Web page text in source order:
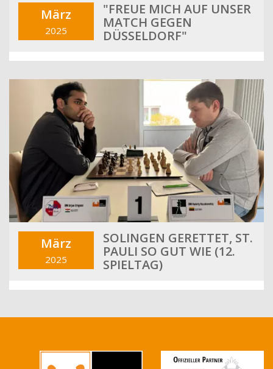
März
2025
"FREUE MICH AUF UNSER
MATCH GEGEN
DÜSSELDORF"
März
2025
SOLINGEN GERETTET, ST.
PAULI SO GUT WIE (12.
SPIELTAG)